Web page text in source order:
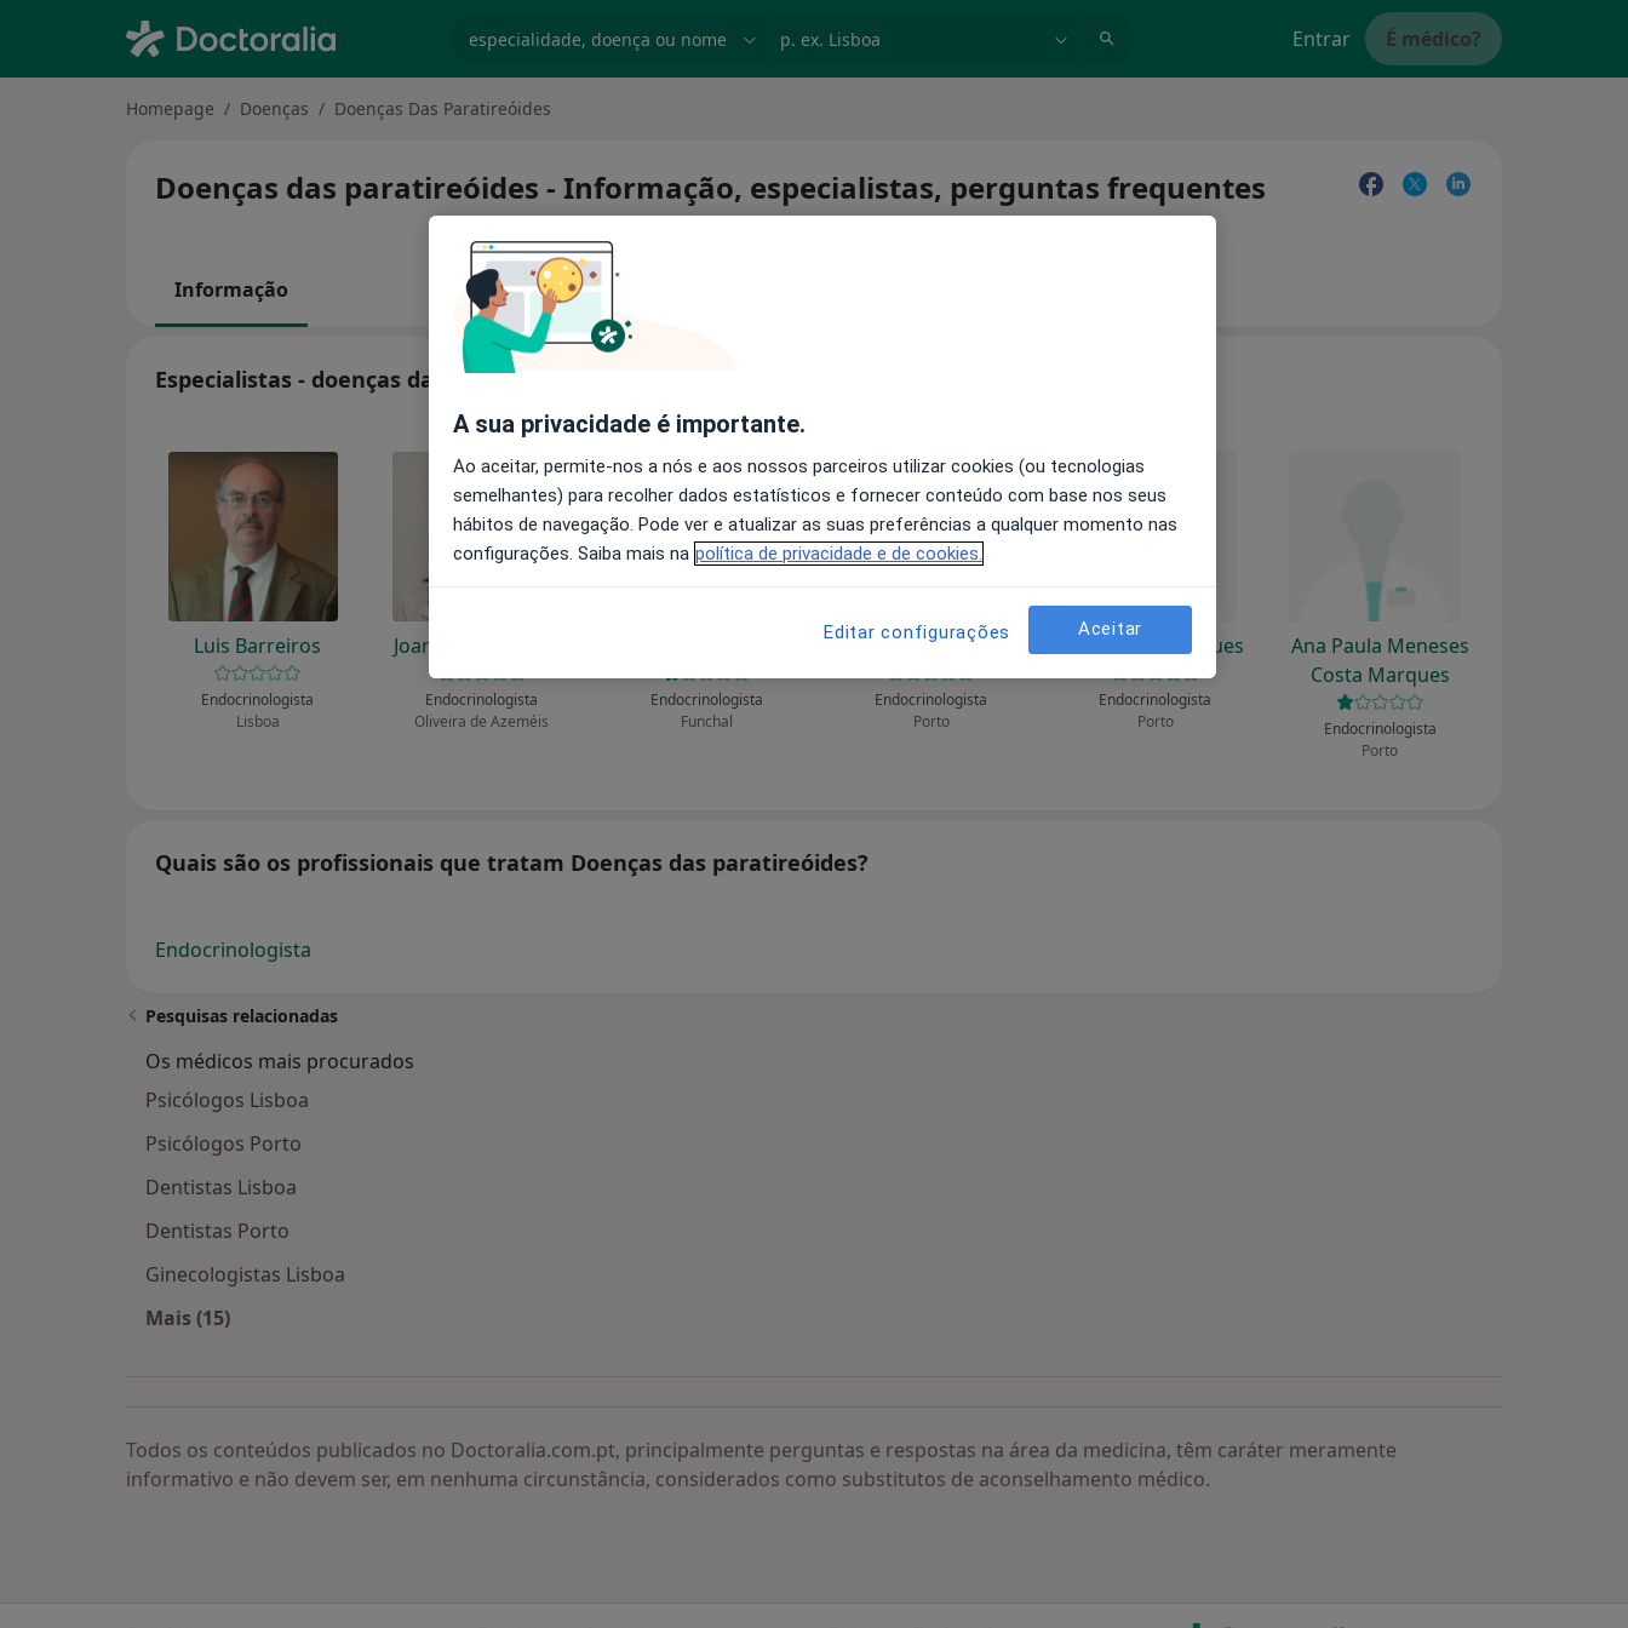
Entrar É médico?
Homepage Doenças Doenças Das Paratireóides
Doenças das paratireóides - Informação, especialistas, perguntas frequentes
Informação
Especialistas - doenças das paratireóides
Luis Barreiros
Endocrinologista
Lisboa
Joana Lima Ferreira
Endocrinologista
Oliveira de Azeméis
Endocrinologista
Funchal
A Baldaque Faria
Endocrinologista
Porto
Ana Paula Marques
Endocrinologista
Porto
Ana Paula Meneses
Costa Marques
Endocrinologista
Porto
Quais são os profissionais que tratam Doenças das paratireóides?
Endocrinologista
Pesquisas relacionadas
Os médicos mais procurados
Psicólogos Lisboa
Psicólogos Porto
Dentistas Lisboa
Dentistas Porto
Ginecologistas Lisboa
Mais (15)
Todos os conteúdos publicados no Doctoralia.com.pt, principalmente perguntas e respostas na área da medicina, têm caráter meramente
informativo e não devem ser, em nenhuma circunstância, considerados como substitutos de aconselhamento médico.
A sua privacidade é importante.
Ao aceitar, permite-nos a nós e aos nossos parceiros utilizar cookies (ou tecnologias
semelhantes) para recolher dados estatísticos e fornecer conteúdo com base nos seus
hábitos de navegação. Pode ver e atualizar as suas preferências a qualquer momento nas
configurações. Saiba mais na política de privacidade e de cookies.
Editar configurações Aceitar